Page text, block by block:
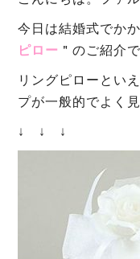
今日は結婚式でか
ピロー ＂のご紹介
リングピローとい
プが一般的でよく
↓ ↓ ↓